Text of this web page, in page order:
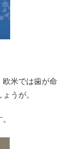
欧米では歯が命
うが。